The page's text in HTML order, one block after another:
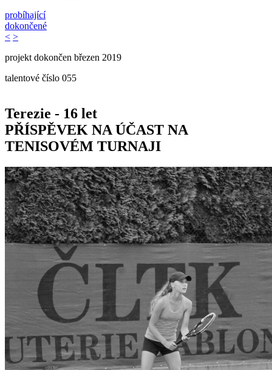
probíhající
dokončené
< >
projekt dokončen březen 2019
talentové číslo 055
Terezie - 16 let
PŘÍSPĚVEK NA ÚČAST NA
TENISOVÉM TURNAJI